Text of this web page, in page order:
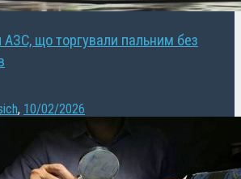
АЗС, що торгували пальним без
, 10/02/2026